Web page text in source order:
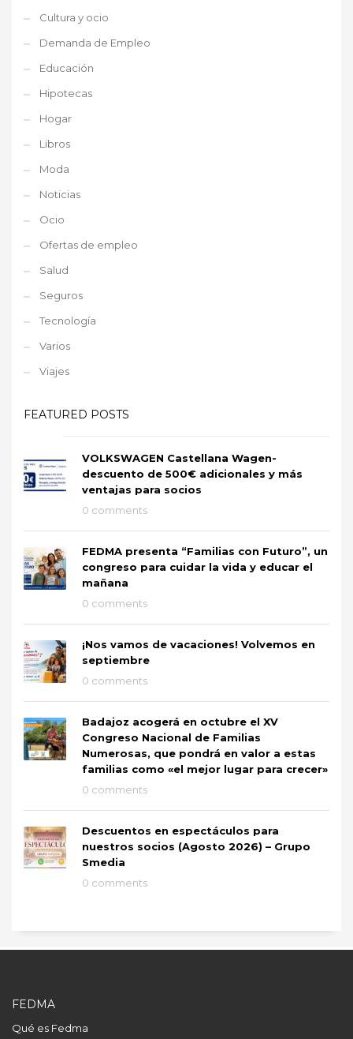
Cultura y ocio
Demanda de Empleo
Educación
Hipotecas
Hogar
Libros
Moda
Noticias
Ocio
Ofertas de empleo
Salud
Seguros
Tecnología
Varios
Viajes
FEATURED POSTS
VOLKSWAGEN Castellana Wagen-
descuento de 500€ adicionales y más
ventajas para socios
0 comments
FEDMA presenta “Familias con Futuro”, un
congreso para cuidar la vida y educar el
mañana
0 comments
¡Nos vamos de vacaciones! Volvemos en
septiembre
0 comments
Badajoz acogerá en octubre el XV
Congreso Nacional de Familias
Numerosas, que pondrá en valor a estas
familias como «el mejor lugar para crecer»
0 comments
Descuentos en espectáculos para
nuestros socios (Agosto 2026) – Grupo
Smedia
0 comments
FEDMA
Qué es Fedma